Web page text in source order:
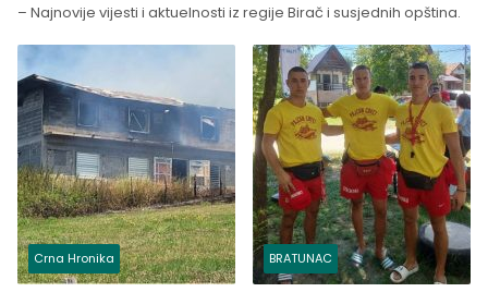
– Najnovije vijesti i aktuelnosti iz regije Birač i susjednih opština.
Crna Hronika BRATUNAC